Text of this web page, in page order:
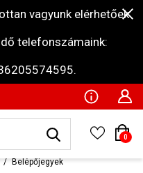
vagyunk elérhetőek
telefonszámaink:
0
Belépőjegyek